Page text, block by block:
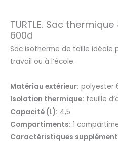
TURTLE. Sac
600d
Sac isotherme de taille idéale
travail ou à l’école.
Matériau extérieur: polyester
Isolation thermique: feuille
Capacité (L): 4,5
Compartiments: 1
Caractéristiques